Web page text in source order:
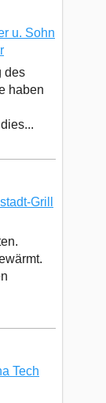
u. Sohn
des
haben
Grill
Tech